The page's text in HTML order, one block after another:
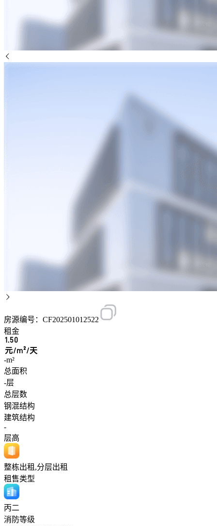
房源编号：CF202501012522
租金
1.50
元/m²/天
-m²
总面积
-层
总层数
钢混结构
建筑结构
-
层高
整栋出租,分层出租
租售类型
丙二
消防等级